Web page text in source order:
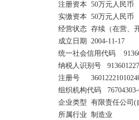
注册资本	50万元人民币
实缴资本	50万元人民币
经营状态	存续（在营、开业、在册）
成立日期	2004-11-17
统一社会信用代码	91360122767043030G
纳税人识别号	91360122767043030G
注册号	360122210102402
组织机构代码	76704303-0
企业类型	有限责任公司(自然人投资或控股)
所属行业	制造业